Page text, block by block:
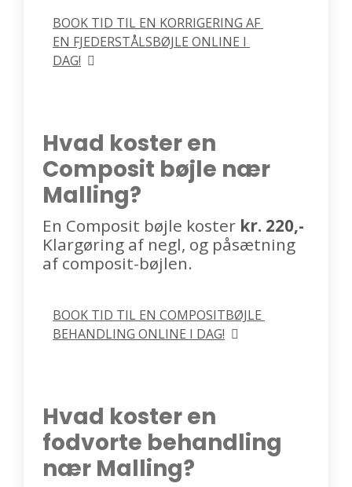
BOOK TID TIL EN KORRIGERING AF
EN FJEDERSTÅLSBØJLE ONLINE I
DAG!
Hvad koster en
Composit bøjle nær
Malling?
En Composit bøjle koster kr. 220,-
Klargøring af negl, og påsætning
af composit-bøjlen.
BOOK TID TIL EN COMPOSITBØJLE
BEHANDLING ONLINE I DAG!
Hvad koster en
fodvorte behandling
nær Malling?